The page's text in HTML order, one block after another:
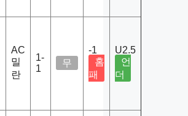
AC
밀
란
1-
1
무
-1
홈
패
U2.5
언
더